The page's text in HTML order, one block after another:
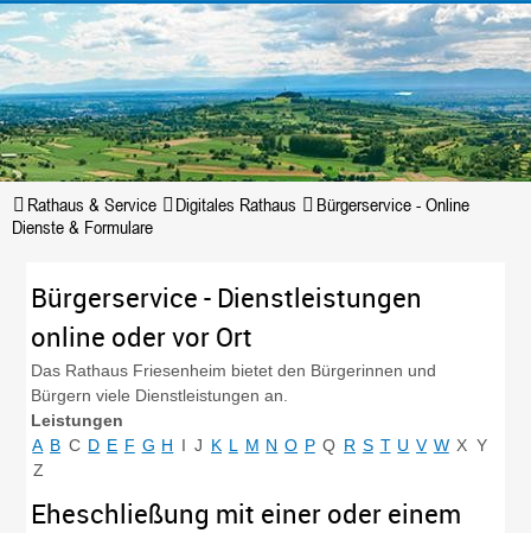
Rathaus & Service Digitales Rathaus
Bürgerservice - Online
Dienste & Formulare
Bürgerservice - Dienstleistungen
online oder vor Ort
Das Rathaus Friesenheim bietet den Bürgerinnen und
Bürgern viele Dienstleistungen an.
Leistungen
A B C D E F G H I J K L M N O P Q R S T U V W X Y
Z
Eheschließung mit einer oder einem